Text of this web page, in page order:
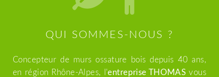
QUI SOMMES-NOUS ?
Concepteur de murs ossature bois depuis 40 ans,
en région Rhône-Alpes, l'entreprise THOMAS vous